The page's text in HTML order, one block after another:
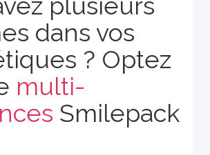
dans vos
? Optez
multi-
Smilepack